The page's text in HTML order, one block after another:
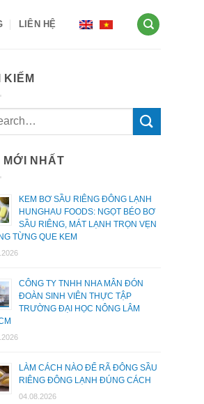
LIÊN HỆ
KIẾM
MỚI NHẤT
KEM BƠ SẦU RIÊNG ĐÔNG LẠNH
HUNGHAU FOODS: NGỌT BÉO BƠ
SẦU RIÊNG, MÁT LẠNH TRỌN VẸN
TỪNG QUE KEM
CÔNG TY TNHH NHA MÂN ĐÓN
ĐOÀN SINH VIÊN THỰC TẬP
TRƯỜNG ĐẠI HỌC NÔNG LÂM
LÀM CÁCH NÀO ĐỂ RÃ ĐÔNG SẦU
RIÊNG ĐÔNG LẠNH ĐÚNG CÁCH
04.08.2026